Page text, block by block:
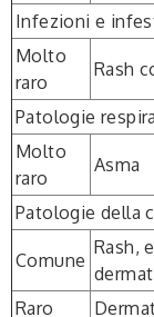
Infezioni e
Molto
raro
Rash
Patologie
Molto
raro
Asma
Patologie della
Comune
Rash,
Raro